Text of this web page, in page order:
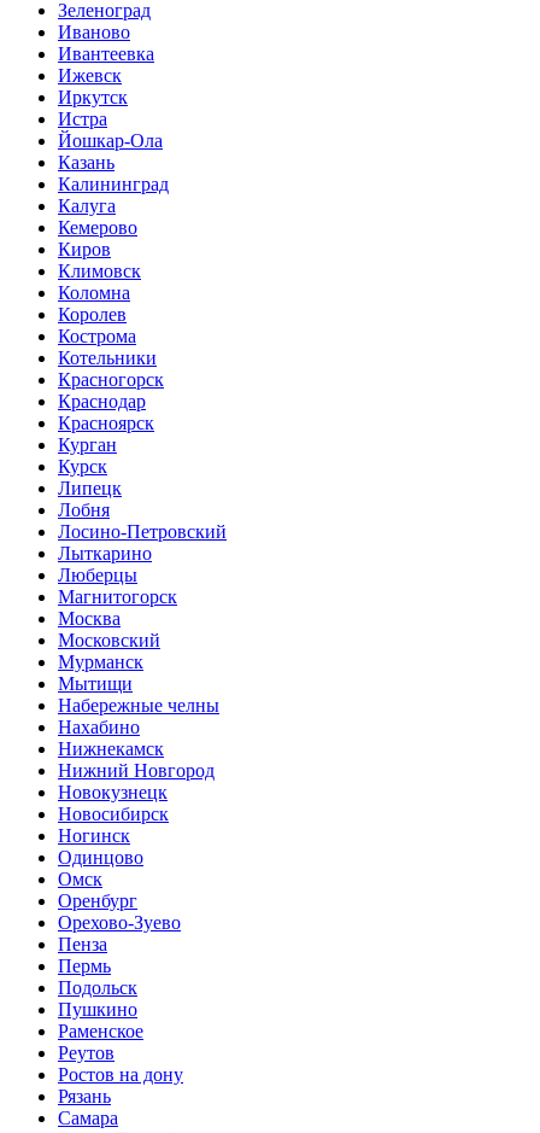
Зеленоград
Иваново
Ивантеевка
Ижевск
Иркутск
Истра
Йошкар-Ола
Казань
Калининград
Калуга
Кемерово
Киров
Климовск
Коломна
Королев
Кострома
Котельники
Красногорск
Краснодар
Красноярск
Курган
Курск
Липецк
Лобня
Лосино-Петровский
Лыткарино
Люберцы
Магнитогорск
Москва
Московский
Мурманск
Мытищи
Набережные челны
Нахабино
Нижнекамск
Нижний Новгород
Новокузнецк
Новосибирск
Ногинск
Одинцово
Омск
Оренбург
Орехово-Зуево
Пенза
Пермь
Подольск
Пушкино
Раменское
Реутов
Ростов на дону
Рязань
Самара